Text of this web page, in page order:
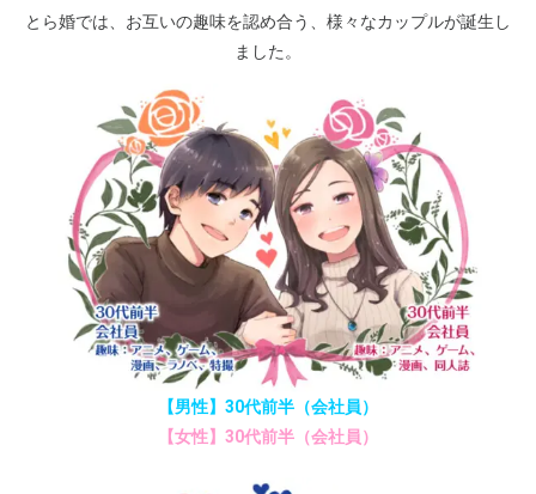
とら婚では、お互いの趣味を認め合う、様々なカップルが誕生し
ました。
【男性】30代前半（会社員）
【女性】30代前半（会社員）